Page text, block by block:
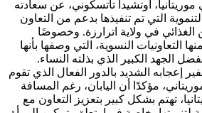
موريتانيا، أوتشيدا تاتسكوني، عن سعادته
التي تم تنفيذها بدعم من التعاون
الغذائي في ولاية اترارزة. وخصوصًا
التعاونيات النسوية، التي وصفها بأنها
الجهد الكبير الذي بذلته النساء.
إعجابه الشديد بالدور الفعال الذي تقوم
مؤكدًا أن اليابان، رغم المسافة
تهتم بشكل كبير بتعزيز التعاون مع